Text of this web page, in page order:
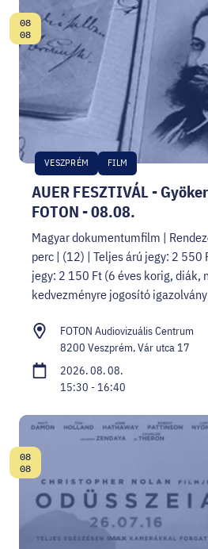
AUER FESZTIVÁL -
FOTON - 08.08.
VESZPRÉM FILM
Dátum:
08
08
Magyar dokumentumfilm |
perc | (12) | Teljes árú jegy: 2 550
jegy: 2 150 Ft (6 éves korig, diák,
kedvezményre jogosító
FOTON Audiovizuális Centrum
8200 Veszprém, Vár utca 17
2026. 08. 08.
15:30 - 16:40
Dátum:
08
08